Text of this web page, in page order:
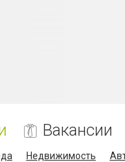
Вакансии
Недвижимость